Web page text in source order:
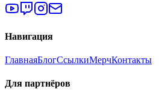
Навигация
ГлавнаяБлогСсылкиМерчКонтакты
Для партнёров